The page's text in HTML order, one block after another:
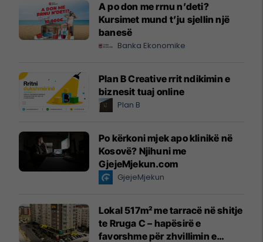
A po don me rrnu n’deti?
Kursimet mund t’ju sjellin një
banesë
Banka Ekonomike
Plan B Creative rrit ndikimin e
biznesit tuaj online
Plan B
Po kërkoni mjek apo klinikë në
Kosovë? Njihuni me
GjejeMjekun.com
GjejeMjekun
Lokal 517m² me tarracë në shitje
te Rruga C – hapësirë e
favorshme për zhvillimin e